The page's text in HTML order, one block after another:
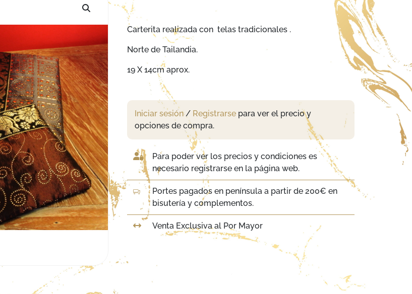
Carterita realizada con telas tradicionales .
Norte de Tailandia.
19 X 14cm aprox.
Iniciar sesión/ Registrarse para ver el precio y
opciones de compra.
Para poder ver los precios y condiciones es
necesario registrarse en la página web.
Portes pagados en península a partir de 200€ en
bisutería y complementos.
Venta Exclusiva al Por Mayor